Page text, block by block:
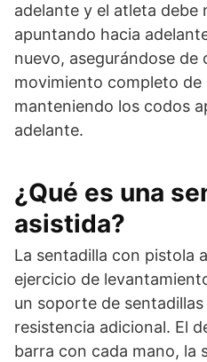
adelante y el atleta debe
apuntando hacia
nuevo, asegurándose de
movimiento completo de
manteniendo los codos
adelante.
¿Qué es una
asistida?
La sentadilla con pistola
ejercicio de
un soporte de
resistencia adicional. El
barra con cada mano, la